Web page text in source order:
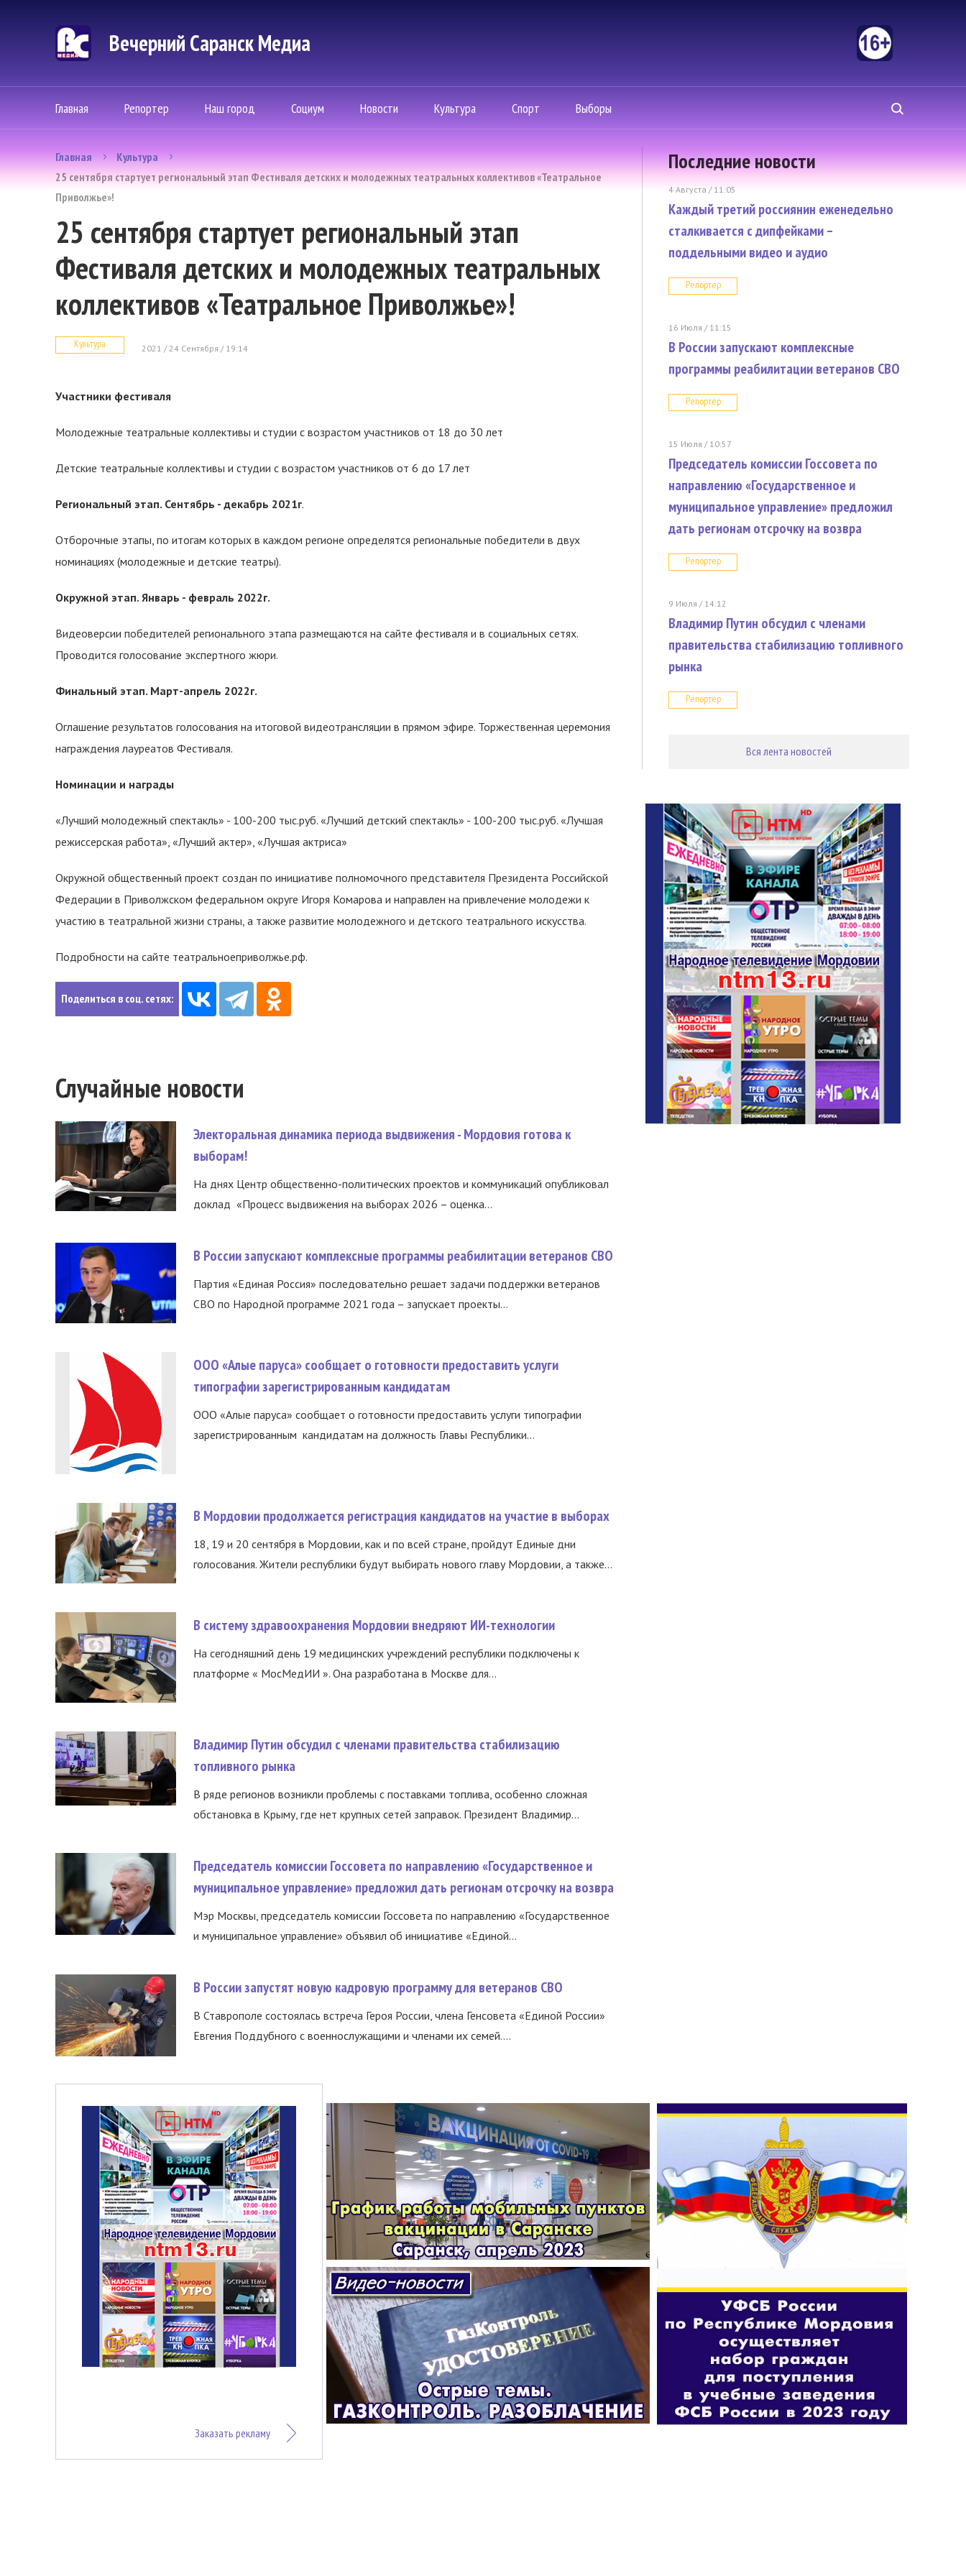
Вечерний Саранск Mедиа
Главная Репортер Наш город Социум Новости Культура Спорт Выборы
Главная
Культура
25 сентября стартует региональный этап Фестиваля детских и молодежных театральных коллективов «Театральное
Приволжье»!
25 сентября стартует региональный этап
Фестиваля детских и молодежных театральных
коллективов «Театральное Приволжье»!
Культура 2021 / 24 Сентября / 19:14
Участники фестиваля
Молодежные театральные коллективы и студии с возрастом участников от 18 до 30 лет
Детские театральные коллективы и студии с возрастом участников от 6 до 17 лет
Региональный этап. Сентябрь - декабрь 2021г.
Отборочные этапы, по итогам которых в каждом регионе определятся региональные победители в двух
номинациях (молодежные и детские театры).
Окружной этап. Январь - февраль 2022г.
Видеоверсии победителей регионального этапа размещаются на сайте фестиваля и в социальных сетях.
Проводится голосование экспертного жюри.
Финальный этап. Март-апрель 2022г.
Оглашение результатов голосования на итоговой видеотрансляции в прямом эфире. Торжественная церемония
награждения лауреатов Фестиваля.
Номинации и награды
«Лучший молодежный спектакль» - 100-200 тыс.руб. «Лучший детский спектакль» - 100-200 тыс.руб. «Лучшая
режиссерская работа», «Лучший актер», «Лучшая актриса»
Окружной общественный проект создан по инициативе полномочного представителя Президента Российской
Федерации в Приволжском федеральном округе Игоря Комарова и направлен на привлечение молодежи к
участию в театральной жизни страны, а также развитие молодежного и детского театрального искусства.
Подробности на сайте театральноеприволжье.рф.
Поделиться в соц. сетях:
Случайные новости
Электоральная динамика периода выдвижения - Мордовия готова к
выборам!
На днях Центр общественно-политических проектов и коммуникаций опубликовал
доклад «Процесс выдвижения на выборах 2026 – оценка...
В России запускают комплексные программы реабилитации ветеранов СВО
Партия «Единая Россия» последовательно решает задачи поддержки ветеранов
СВО по Народной программе 2021 года – запускает проекты...
ООО «Алые паруса» сообщает о готовности предоставить услуги
типографии зарегистрированным кандидатам
ООО «Алые паруса» сообщает о готовности предоставить услуги типографии
зарегистрированным кандидатам на должность Главы Республики...
В Мордовии продолжается регистрация кандидатов на участие в выборах
18, 19 и 20 сентября в Мордовии, как и по всей стране, пройдут Единые дни
голосования. Жители республики будут выбирать нового главу Мордовии, а также...
В систему здравоохранения Мордовии внедряют ИИ-технологии
На сегодняшний день 19 медицинских учреждений республики подключены к
платформе « МосМедИИ ». Она разработана в Москве для...
Владимир Путин обсудил с членами правительства стабилизацию
топливного рынка
В ряде регионов возникли проблемы с поставками топлива, особенно сложная
обстановка в Крыму, где нет крупных сетей заправок. Президент Владимир...
Председатель комиссии Госсовета по направлению «Государственное и
муниципальное управление» предложил дать регионам отсрочку на возвра
Мэр Москвы, председатель комиссии Госсовета по направлению «Государственное
и муниципальное управление» объявил об инициативе «Единой...
В России запустят новую кадровую программу для ветеранов СВО
В Ставрополе состоялась встреча Героя России, члена Генсовета «Единой России»
Евгения Поддубного с военнослужащими и членами их семей....
Последние новости
4 Августа / 11:05
Каждый третий россиянин еженедельно
сталкивается с дипфейками –
поддельными видео и аудио
Репортер
16 Июля / 11:15
В России запускают комплексные
программы реабилитации ветеранов СВО
Репортер
15 Июля / 10:57
Председатель комиссии Госсовета по
направлению «Государственное и
муниципальное управление» предложил
дать регионам отсрочку на возвра
Репортер
9 Июля / 14:12
Владимир Путин обсудил с членами
правительства стабилизацию топливного
рынка
Репортер
Вся лента новостей
Заказать рекламу